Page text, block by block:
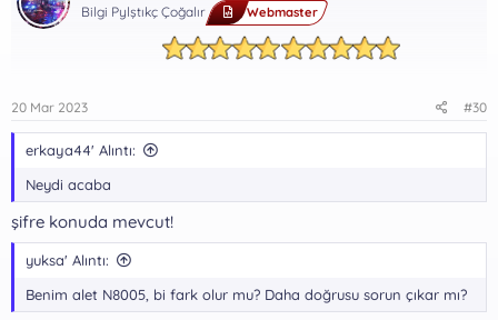
e
r
Bilgi Pylştıkç Çoğalır Webmaster
20 Mar 2023 #30
erkaya44' Alıntı:
Neydi acaba
şifre konuda mevcut!
yuksa' Alıntı:
Benim alet N8005, bi fark olur mu? Daha doğrusu sorun çıkar mı?